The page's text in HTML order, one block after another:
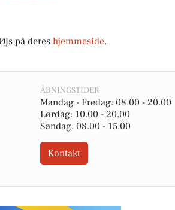
på deres hjemmeside.
ÅBNINGSTIDER
Mandag - Fredag: 08.00 - 20.00
Lørdag: 10.00 - 20.00
Søndag: 08.00 - 15.00
Kontakt